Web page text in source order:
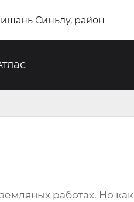
Синьлу, район
работах. Но